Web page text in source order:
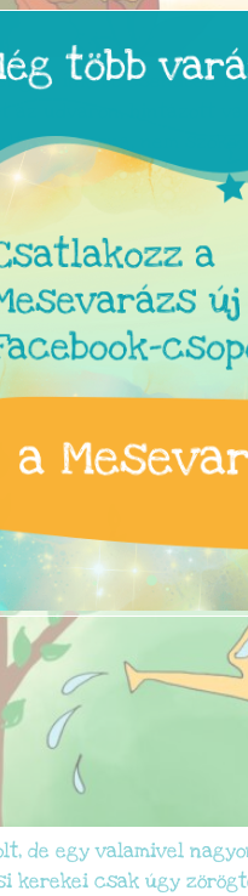
inkább
udvaron, hintázott
Nem barna, nem
de egy valamivel
kerekei csak úgy